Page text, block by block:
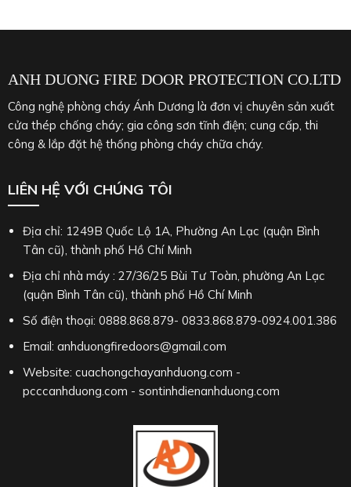
ANH DUONG FIRE DOOR PROTECTION CO.LTD
Công nghệ phòng cháy Ánh Dương là đơn vị chuyên sản xuất
cửa thép chống cháy; gia công sơn tĩnh điện; cung cấp, thi
công & lắp đặt hệ thống phòng cháy chữa cháy.
LIÊN HỆ VỚI CHÚNG TÔI
Địa chỉ: 1249B Quốc Lộ 1A, Phường An Lạc (quận Bình
Tân cũ), thành phố Hồ Chí Minh
Địa chỉ nhà máy : 27/36/25 Bùi Tư Toàn, phường An Lạc
(quận Bình Tân cũ), thành phố Hồ Chí Minh
Số điện thoại: 0888.868.879- 0833.868.879-0924.001.386
Email: anhduongfiredoors@gmail.com
Website: cuachongchayanhduong.com -
pcccanhduong.com - sontinhdienanhduong.com